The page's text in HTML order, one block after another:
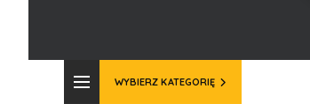
WYBIERZ KATEGORIĘ